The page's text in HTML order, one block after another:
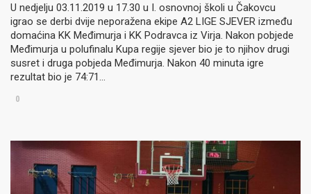
U nedjelju 03.11.2019 u 17.30 u I. osnovnoj školi u Čakovcu
igrao se derbi dvije neporažena ekipe A2 LIGE SJEVER između
domaćina KK Međimurja i KK Podravca iz Virja. Nakon pobjede
Međimurja u polufinalu Kupa regije sjever bio je to njihov drugi
susret i druga pobjeda Međimurja. Nakon 40 minuta igre
rezultat bio je 74:71…
0